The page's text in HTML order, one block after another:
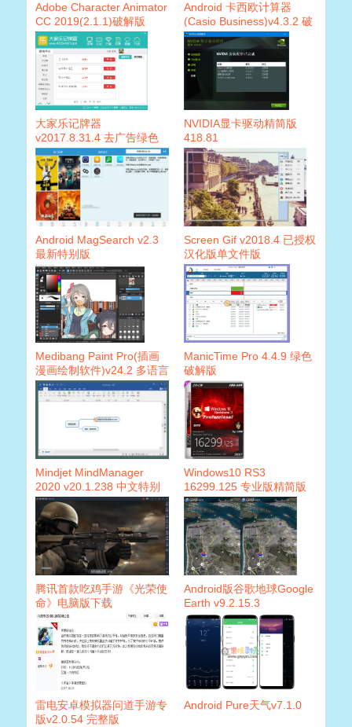
Adobe Character Animator
CC 2019(2.1.1)破解版
Android 卡西欧计算器
(Casio Business)v4.3.2 破
解版
大家乐记牌器
v2017.8.31.4 去广告绿色
版
NVIDIA显卡驱动精简版
418.81
Android MagSearch v2.3
最新特别版
Screen Gif v2018.4 已授权
汉化版单文件版
Medibang Paint Pro(插画
漫画绘制软件)v24.2 多语言
版
ManicTime Pro 4.4.9 绿色
破解版
Mindjet MindManager
2020 v20.1.238 中文特别
版
Windows10 RS3
16299.125 专业版精简版
腾讯首款吃鸡手游《光荣使
命》电脑版下载
Android版谷歌地球Google
Earth v9.2.15.3
雷电安卓模拟器问道手游专
版v2.0.54 完整版
Android Pure天气v7.1.0